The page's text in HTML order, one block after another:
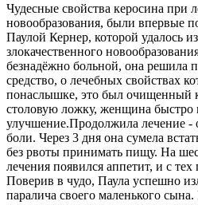
Чудесные свойства керосина при
новообразования, были впервые
Паулой Кернер, которой удалось
злокачественного
безнадёжно больной, она решила
средство, о лечебных свойствах
понаслышке, это был очищенный
столовую ложку, женщина быстро
улучшение.Продолжила лечение -
боли. Через 3 дня она сумела
без рвоты принимать пищу. На
лечения появился аппетит, и с
Поверив в чудо, Паула успешно
паралича своего маленького